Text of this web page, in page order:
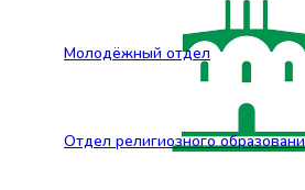
Молодёжный отдел
Отдел религиозного